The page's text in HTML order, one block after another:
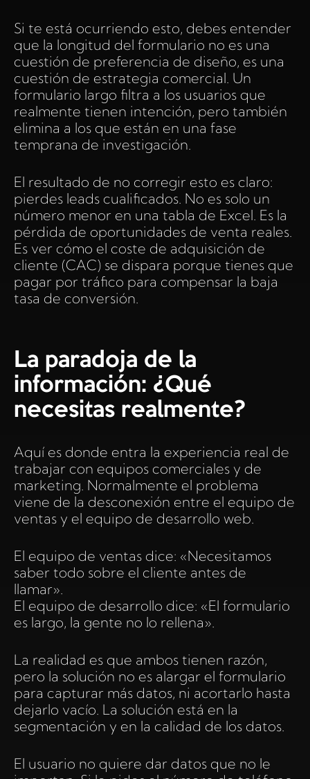
Si te está ocurriendo esto, debes entender
que la longitud del formulario no es una
cuestión de preferencia de diseño, es una
cuestión de estrategia comercial. Un
formulario largo filtra a los usuarios que
realmente tienen intención, pero también
elimina a los que están en una fase
temprana de investigación.
El resultado de no corregir esto es claro:
pierdes leads cualificados. No es solo un
número menor en una tabla de Excel. Es la
pérdida de oportunidades de venta reales.
Es ver cómo el coste de adquisición de
cliente (CAC) se dispara porque tienes que
pagar por tráfico para compensar la baja
tasa de conversión.
La paradoja de la
información: ¿Qué
necesitas realmente?
Aquí es donde entra la experiencia real de
trabajar con equipos comerciales y de
marketing. Normalmente el problema
viene de la desconexión entre el equipo de
ventas y el equipo de desarrollo web.
El equipo de ventas dice: «Necesitamos
saber todo sobre el cliente antes de
llamar».
El equipo de desarrollo dice: «El formulario
es largo, la gente no lo rellena».
La realidad es que ambos tienen razón,
pero la solución no es alargar el formulario
para capturar más datos, ni acortarlo hasta
dejarlo vacío. La solución está en la
segmentación y en la calidad de los datos.
El usuario no quiere dar datos que no le